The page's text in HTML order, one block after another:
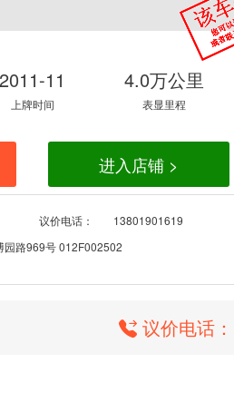
2011-11
上牌时间
4.0万公里
表显里程
进入店铺 >
议价电话：
13801901619
园路969号 012F002502
议价电话：